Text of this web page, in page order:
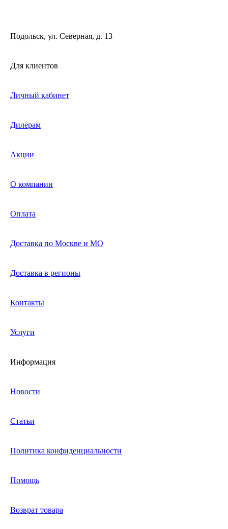
Подольск, ул. Северная, д. 13
Для клиентов
Личный кабинет
Дилерам
Акции
О компании
Оплата
Доставка по Москве и МО
Доставка в регионы
Контакты
Услуги
Информация
Новости
Статьи
Политика конфиденциальности
Помощь
Возврат товара